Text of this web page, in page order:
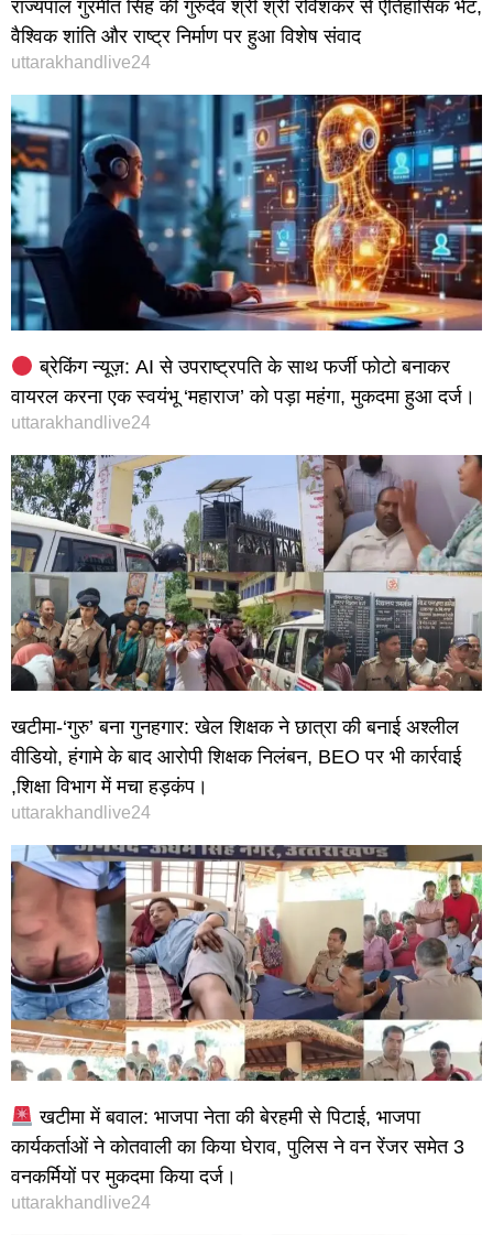
राज्यपाल गुरमीत सिंह की गुरुदेव श्री श्री रविशंकर से ऐतिहासिक भेंट,
वैश्विक शांति और राष्ट्र निर्माण पर हुआ विशेष संवाद
uttarakhandlive24
ब्रेकिंग न्यूज़: AI से उपराष्ट्रपति के साथ फर्जी फोटो बनाकर
वायरल करना एक स्वयंभू ‘महाराज’ को पड़ा महंगा, मुकदमा हुआ दर्ज।
uttarakhandlive24
खटीमा-‘गुरु’ बना गुनहगार: खेल शिक्षक ने छात्रा की बनाई अश्लील
वीडियो, हंगामे के बाद आरोपी शिक्षक निलंबन, BEO पर भी कार्रवाई
,शिक्षा विभाग में मचा हड़कंप।
uttarakhandlive24
खटीमा में बवाल: भाजपा नेता की बेरहमी से पिटाई, भाजपा
कार्यकर्ताओं ने कोतवाली का किया घेराव, पुलिस ने वन रेंजर समेत 3
वनकर्मियों पर मुकदमा किया दर्ज।
uttarakhandlive24